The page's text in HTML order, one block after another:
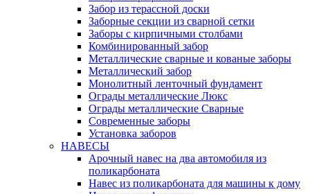
Забор из терассной доски
Заборные секции из сварной сетки
Заборы с кирпичными столбами
Комбинированный забор
Металлические сварные и кованые заборы
Металлический забор
Монолитный ленточный фундамент
Ограды металлические Люкс
Ограды металлические Сварные
Современные заборы
Установка заборов
НАВЕСЫ
Арочный навес на два автомобиля из
поликарбоната
Навес из поликарбоната для машины к дому